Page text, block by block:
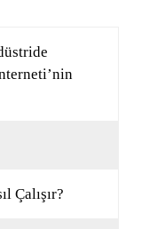
Çalışır?